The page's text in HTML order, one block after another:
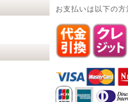
お支払いは以下の